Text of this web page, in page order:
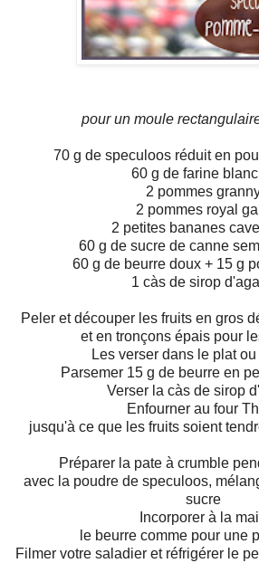
pour un moule
70 g de speculoos réduit en
60 g de farine
2 pommes
2 pommes royal
2 petites bananes
60 g de sucre de canne
60 g de beurre doux + 15 g
1 càs de sirop
Peler et découper les fruits en gros
et en tronçons épais pour
Les verser dans le plat
Parsemer 15 g de beurre en
Verser la càs de sirop
Enfourner au four
jusqu'à ce que les fruits soient
Préparer la pate à crumble
avec la poudre de speculoos,
sucre
Incorporer à la
le beurre comme pour une
Filmer votre saladier et réfrigérer le